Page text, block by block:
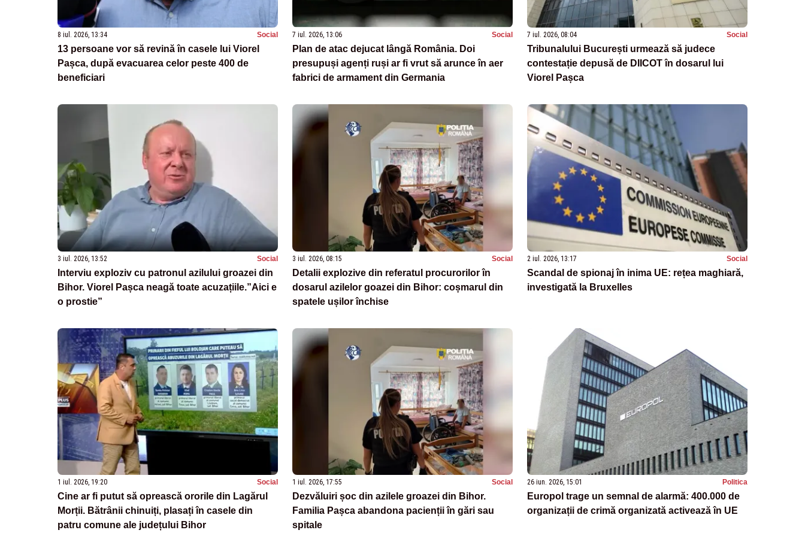
8 iul. 2026, 13:34 Social
13 persoane vor să revină în casele lui Viorel
Pașca, după evacuarea celor peste 400 de
beneficiari
7 iul. 2026, 13:06 Social
Plan de atac dejucat lângă România. Doi
presupuși agenți ruși ar fi vrut să arunce în aer
fabrici de armament din Germania
7 iul. 2026, 08:04 Social
Tribunalului București urmează să judece
contestație depusă de DIICOT în dosarul lui
Viorel Pașca
3 iul. 2026, 13:52 Social
Interviu exploziv cu patronul azilului groazei din
Bihor. Viorel Pașca neagă toate acuzațiile.”Aici e
o prostie”
3 iul. 2026, 08:15 Social
Detalii explozive din referatul procurorilor în
dosarul azilelor goazei din Bihor: coșmarul din
spatele ușilor închise
2 iul. 2026, 13:17 Social
Scandal de spionaj în inima UE: rețea maghiară,
investigată la Bruxelles
1 iul. 2026, 19:20 Social
Cine ar fi putut să oprească ororile din Lagărul
Morții. Bătrânii chinuiți, plasați în casele din
patru comune ale județului Bihor
1 iul. 2026, 17:55 Social
Dezvăluiri șoc din azilele groazei din Bihor.
Familia Pașca abandona pacienții în gări sau
spitale
26 iun. 2026, 15:01 Politica
Europol trage un semnal de alarmă: 400.000 de
organizații de crimă organizată activează în UE